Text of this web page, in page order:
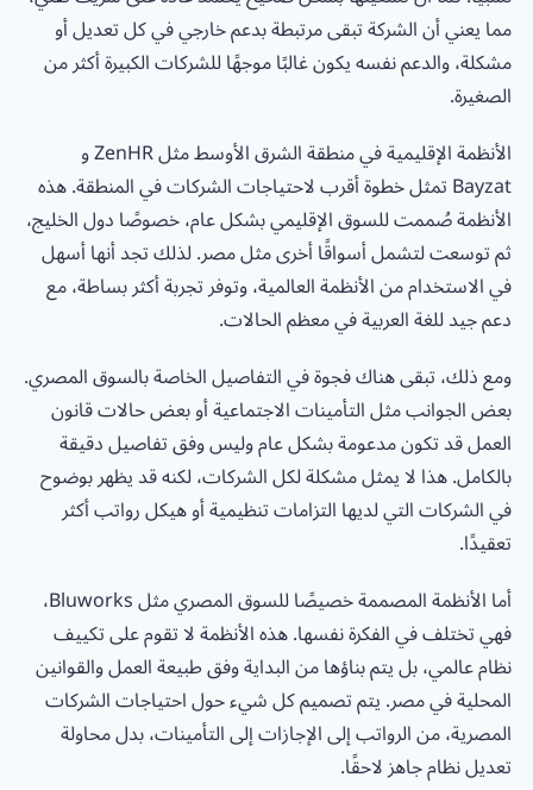
مما يعني أن الشركة تبقى مرتبطة بدعم خارجي في كل تعديل أو
مشكلة، والدعم نفسه يكون غالبًا موجهًا للشركات الكبيرة أكثر من
الصغيرة.
الأنظمة الإقليمية في منطقة الشرق الأوسط مثل ZenHR و
Bayzat تمثل خطوة أقرب لاحتياجات الشركات في المنطقة. هذه
الأنظمة صُممت للسوق الإقليمي بشكل عام، خصوصًا دول الخليج،
ثم توسعت لتشمل أسواقًا أخرى مثل مصر. لذلك تجد أنها أسهل
في الاستخدام من الأنظمة العالمية، وتوفر تجربة أكثر بساطة، مع
دعم جيد للغة العربية في معظم الحالات.
ومع ذلك، تبقى هناك فجوة في التفاصيل الخاصة بالسوق المصري.
بعض الجوانب مثل التأمينات الاجتماعية أو بعض حالات قانون
العمل قد تكون مدعومة بشكل عام وليس وفق تفاصيل دقيقة
بالكامل. هذا لا يمثل مشكلة لكل الشركات، لكنه قد يظهر بوضوح
في الشركات التي لديها التزامات تنظيمية أو هيكل رواتب أكثر
تعقيدًا.
أما الأنظمة المصممة خصيصًا للسوق المصري مثل Bluworks،
فهي تختلف في الفكرة نفسها. هذه الأنظمة لا تقوم على تكييف
نظام عالمي، بل يتم بناؤها من البداية وفق طبيعة العمل والقوانين
المحلية في مصر. يتم تصميم كل شيء حول احتياجات الشركات
المصرية، من الرواتب إلى الإجازات إلى التأمينات، بدل محاولة
تعديل نظام جاهز لاحقًا.